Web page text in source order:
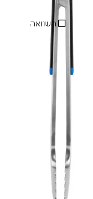
השוואה
גדרה בלבד | *באתר